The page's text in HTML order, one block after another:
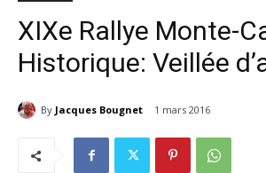
XIXe Rallye Monte-
Historique: Veillée
By Jacques Bougnet 1 mars 2016